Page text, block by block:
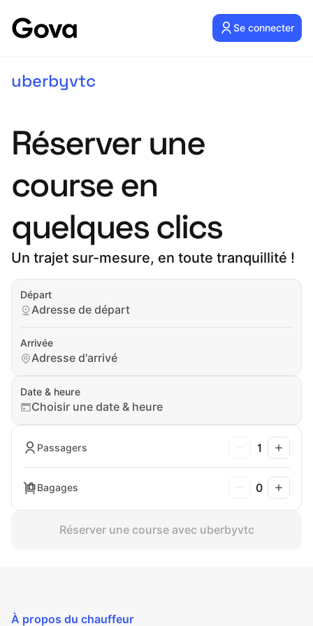
Se connecter
uberbyvtc
Réserver une
course en
quelques clics
Un trajet sur-mesure, en toute tranquillité !
Départ
Adresse de départ
Arrivée
Adresse d'arrivé
Date & heure
Choisir une date & heure
Passagers 1
Bagages 0
Réserver une course avec uberbyvtc
À propos du chauffeur